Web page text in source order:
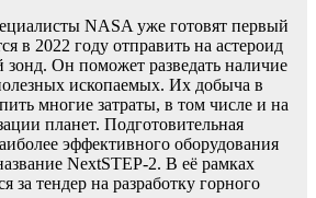
NASA уже готовят первый
в 2022 году отправить на астероид
зонд. Он поможет разведать наличие
ископаемых. Их добыча в
многие затраты, в том числе и на
планет. Подготовительная
эффективного оборудования
NextSTEP-2. В её рамках
за тендер на разработку горного